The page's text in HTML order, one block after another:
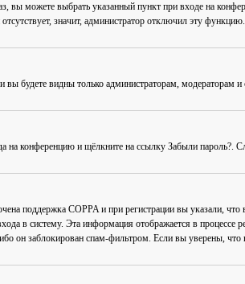
вы можете выбрать указанный пункт при входе на
отсутствует, значит, администратор отключил эту функцию.
вы будете видны только администраторам, модераторам
на конференцию и щёлкните на ссылку Забыли пароль?.
поддержка COPPA и при регистрации вы указали,
в систему. Эта информация отображается в
он заблокирован спам-фильтром. Если вы уверены, что